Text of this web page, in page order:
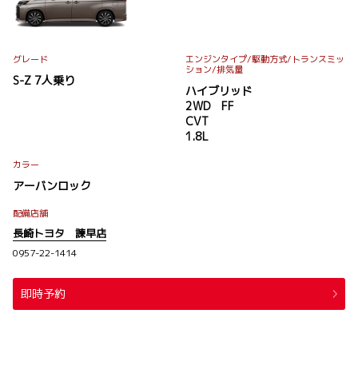
グレード
S-Z 7人乗り
エンジンタイプ/駆動方式/ トランスミッ
ション/排気量
ハイブリッド
2WD FF
CVT
1.8L
カラー
アーバンロック
配備店舗
長崎トヨタ 諫早店
0957-22-1414
即時予約